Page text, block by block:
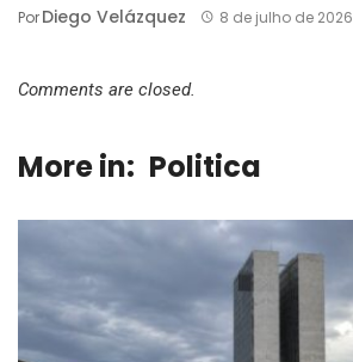
PorDiego Velázquez 8 de julho de 2026
Comments are closed.
More in: Politica